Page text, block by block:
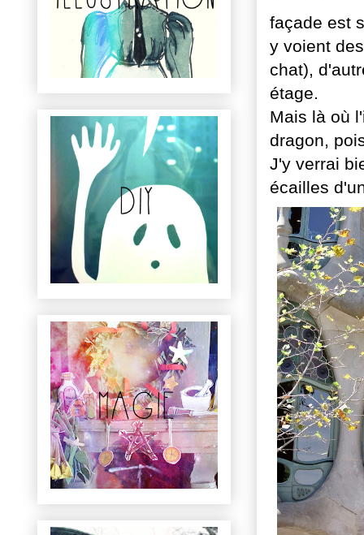
façade est
y voient
chat),
étage.
Mais là où
dragon,
J'y verrai
écailles